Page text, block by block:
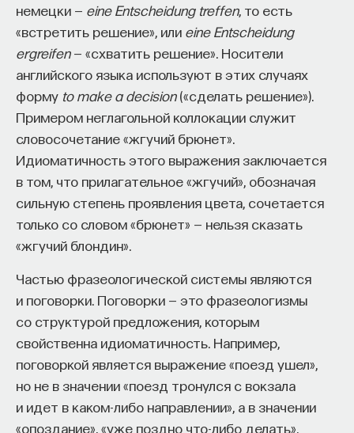
немецки — eine Entscheidung treffen, то есть
«встретить решение», или eine Entscheidung
ergreifen— «схватить решение». Носители
английского языка используют в этих случаях
форму to make a decision(«сделать решение»).
Примером неглагольной коллокации служит
словосочетание «жгучий брюнет».
Идиоматичность этого выражения заключается
в том, что прилагательное «жгучий», обозначая
сильную степень проявления цвета, сочетается
только со словом «брюнет» — нельзя сказать
«жгучий блондин».
Частью фразеологической системы являются
и поговорки. Поговорки — это фразеологизмы
со структурой предложения, которым
свойственна идиоматичность. Например,
поговоркой является выражение «поезд ушел»,
но не в значении «поезд тронулся с вокзала
и идет в каком-либо направлении», а в значении
«опоздание», «уже поздно что-либо делать».